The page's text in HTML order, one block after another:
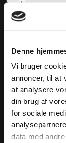
Denne
Vi bruger
annoncer, til at
at analysere
din brug af
for sociale
data med